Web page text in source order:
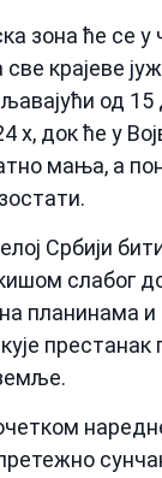
зона ће се у
крајеве
од
х, док ће у
мања, а
Србији
слабог
планинама и